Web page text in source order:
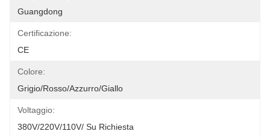
Guangdong
Certificazione:
CE
Colore:
Grigio/rosso/azzurro/giallo
Voltaggio:
380V/220V/110V/ Su Richiesta